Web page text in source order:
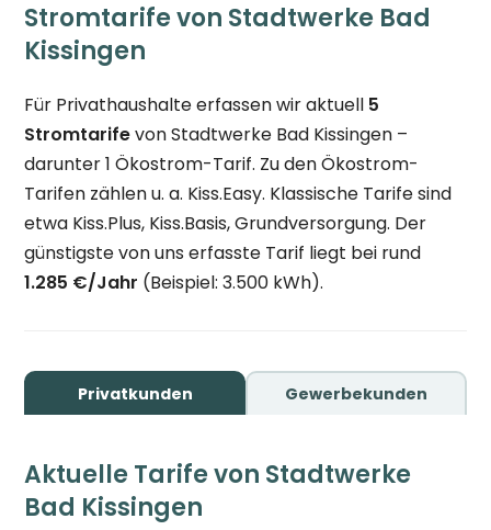
Stromtarife von Stadtwerke Bad
Kissingen
Für Privathaushalte erfassen wir aktuell 5
Stromtarifevon Stadtwerke Bad Kissingen –
darunter 1 Ökostrom-Tarif. Zu den Ökostrom-
Tarifen zählen u. a. Kiss.Easy. Klassische Tarife sind
etwa Kiss.Plus, Kiss.Basis, Grundversorgung. Der
günstigste von uns erfasste Tarif liegt bei rund
1.285 €/Jahr (Beispiel: 3.500 kWh).
Privatkunden Gewerbekunden
Aktuelle Tarife von Stadtwerke
Bad Kissingen